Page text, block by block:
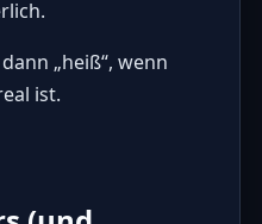
„heiß“, wenn
ist.